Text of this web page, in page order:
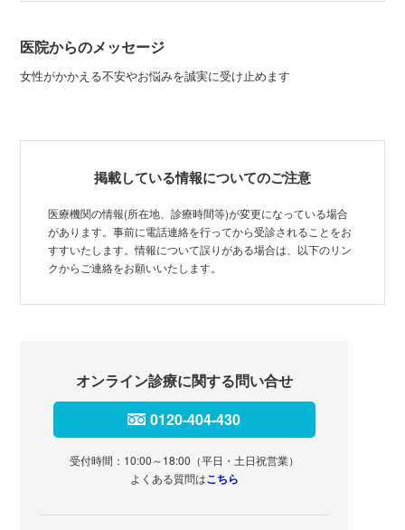
医院からのメッセージ
女性がかかえる不安やお悩みを誠実に受け止めます
掲載している情報についてのご注意
医療機関の情報(所在地、診療時間等)が変更になっている場合
があります。事前に電話連絡を行ってから受診されることをお
すすいたします。情報について誤りがある場合は、以下のリン
クからご連絡をお願いいたします。
オンライン診療に関する問い合せ
0120-404-430
受付時間：10:00～18:00（平日・土日祝営業）
よくある質問はこちら